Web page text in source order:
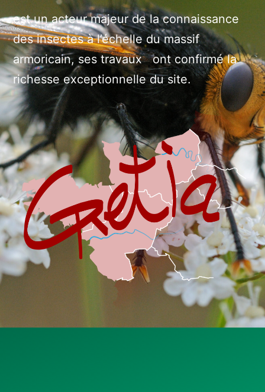
est un acteur majeur de la connaissance
des insectes à l’échelle du massif
armoricain, ses travaux ont confirmé la
richesse exceptionnelle du site.